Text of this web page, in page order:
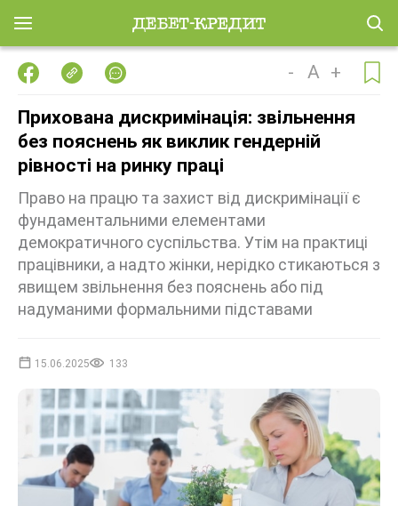
- A +
Прихована дискримінація: звільнення
без пояснень як виклик гендерній
рівності на ринку праці
Право на працю та захист від дискримінації є
фундаментальними елементами
демократичного суспільства. Утім на практиці
працівники, а надто жінки, нерідко стикаються з
явищем звільнення без пояснень або під
надуманими формальними підставами
15.06.2025 133